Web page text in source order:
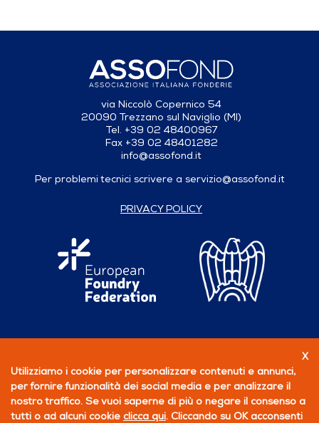
via Niccolò Copernico 54
20090 Trezzano sul Naviglio (MI)
Tel. +39 02 48400967
Fax +39 02 48401282
info@assofond.it
Per problemi tecnici scrivere a servizio@assofond.it
PRIVACY POLICY
PERCHÉ ASSOCIARSI
X
Utilizziamo i cookie per personalizzare contenuti e annunci,
per fornire funzionalità dei social media e per analizzare il
nostro traffico. Se vuoi saperne di più o negare il consenso a
tutti o ad alcuni cookie clicca qui. Cliccando su OK acconsenti